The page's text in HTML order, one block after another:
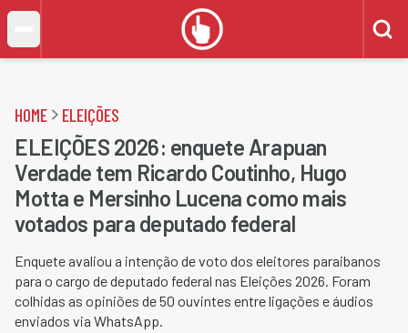
HOME ELEIÇÕES
ELEIÇÕES 2026: enquete Arapuan
Verdade tem Ricardo Coutinho, Hugo
Motta e Mersinho Lucena como mais
votados para deputado federal
Enquete avaliou a intenção de voto dos eleitores paraibanos
para o cargo de deputado federal nas Eleições 2026. Foram
colhidas as opiniões de 50 ouvintes entre ligações e áudios
enviados via WhatsApp.